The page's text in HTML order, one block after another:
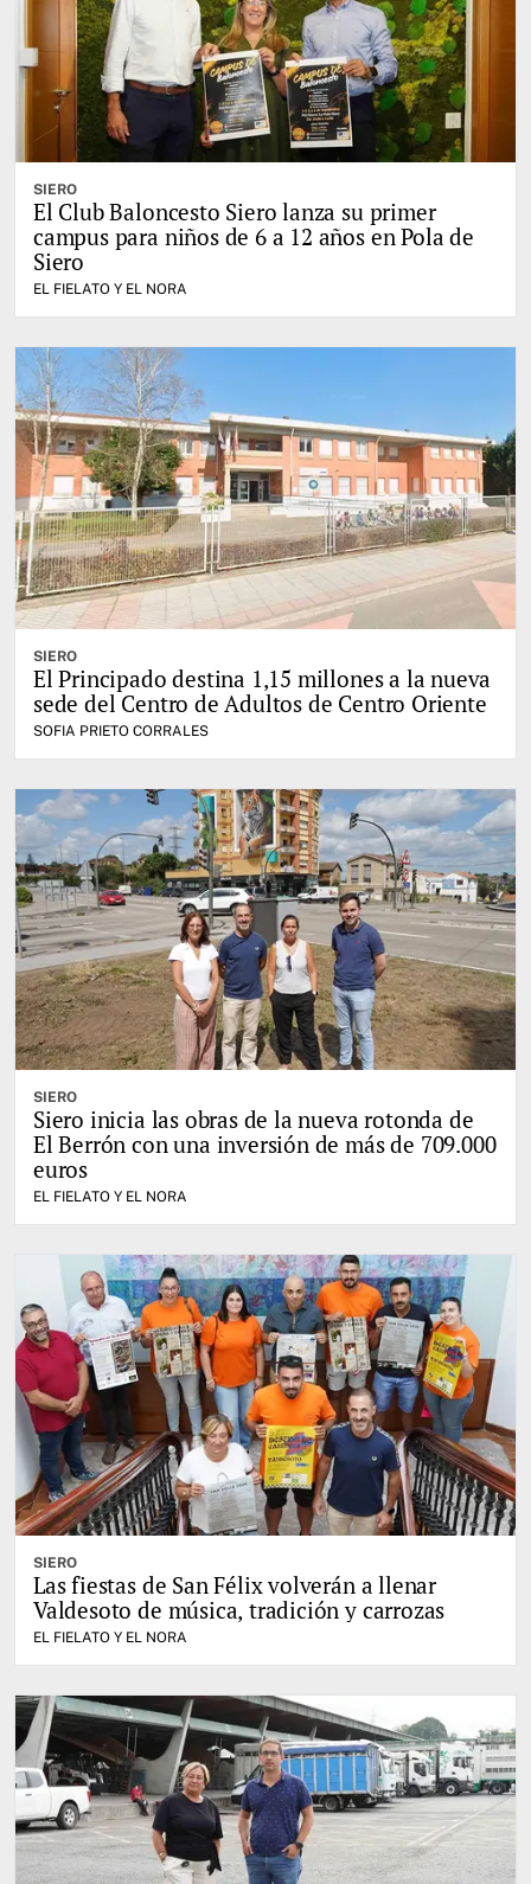
SIERO
El Club Baloncesto Siero lanza su primer
campus para niños de 6 a 12 años en Pola de
Siero
EL FIELATO Y EL NORA
SIERO
El Principado destina 1,15 millones a la nueva
sede del Centro de Adultos de Centro Oriente
SOFIA PRIETO CORRALES
SIERO
Siero inicia las obras de la nueva rotonda de
El Berrón con una inversión de más de 709.000
euros
EL FIELATO Y EL NORA
SIERO
Las fiestas de San Félix volverán a llenar
Valdesoto de música, tradición y carrozas
EL FIELATO Y EL NORA